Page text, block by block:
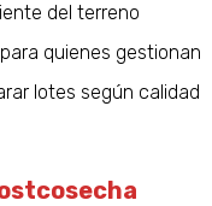
del terreno
quienes gestionan
lotes según calidad